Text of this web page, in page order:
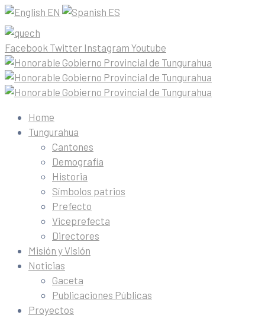
EN ES
Facebook Twitter Instagram Youtube
Home
Tungurahua
Cantones
Demografía
Historia
Símbolos patrios
Prefecto
Viceprefecta
Directores
Misión y Visión
Noticias
Gaceta
Publicaciones Públicas
Proyectos